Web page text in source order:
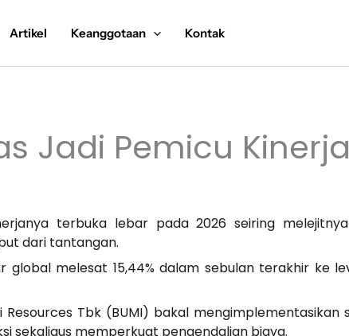
Artikel Keanggotaan Kontak
Jadi Pemicu Kinerja
terbuka lebar pada 2026 seiring
dari tantangan.
melesat 15,44% dalam sebulan terakhir ke
Tbk (BUMI) bakal mengimplementasikan
sekaligus memperkuat pengendalian biaya.